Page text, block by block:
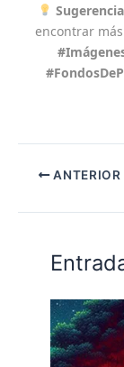
encontrar más
ANTERIOR